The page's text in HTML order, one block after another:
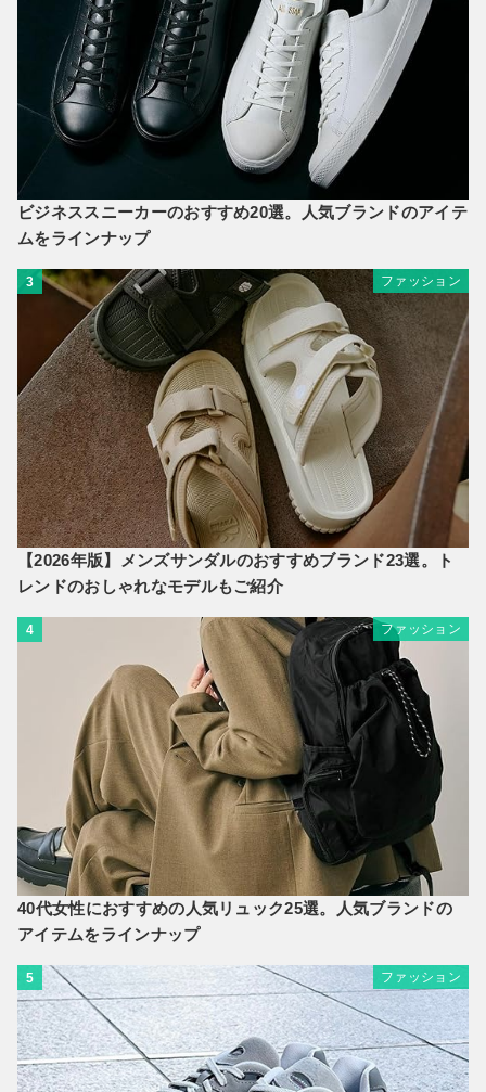
ビジネススニーカーのおすすめ20選。人気ブランドのアイテ
ムをラインナップ
3 ファッション
【2026年版】メンズサンダルのおすすめブランド23選。ト
レンドのおしゃれなモデルもご紹介
4 ファッション
40代女性におすすめの人気リュック25選。人気ブランドの
アイテムをラインナップ
5 ファッション